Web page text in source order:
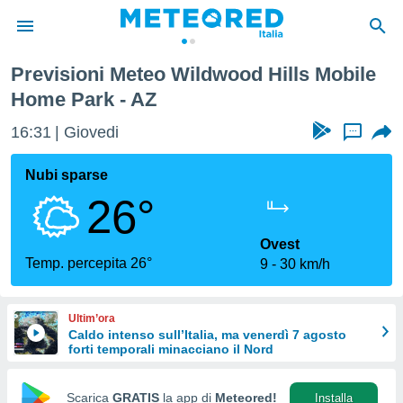
di
per
di
Web
le
Previsioni Meteo Wildwood Hills Mobile
Home Park - AZ
16:31 Giovedi ...
Nubi sparse
26°
Temp. percepita 26°
Ovest
9
30 km/h
Ultim’ora
Caldo intenso sull’Italia, ma venerdì 7 agosto
forti temporali minacciano il Nord
Scarica GRATIS la app di Meteored! Installa